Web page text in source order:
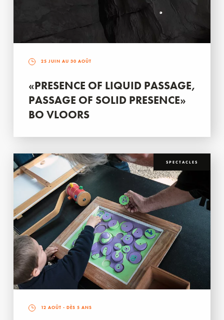
25 JUIN AU 30 AOÛT
«PRESENCE OF LIQUID PASSAGE,
PASSAGE OF SOLID PRESENCE»
BO VLOORS
SPECTACLES
12 AOÛT - DÈS 5 ANS